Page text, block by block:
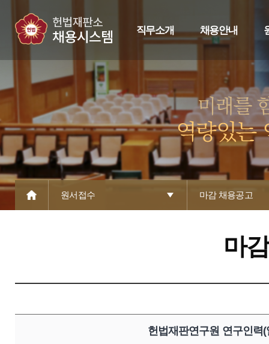
직무소개 채용안내
원서접수 마감 채용공고
마
헌법재판연구원 연구인력